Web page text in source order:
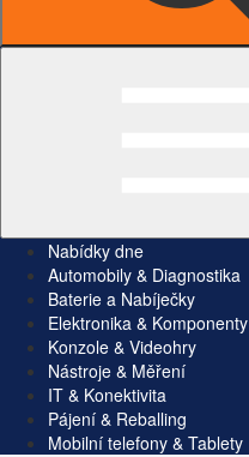
Nabídky dne
Automobily & Diagnostika
Baterie a Nabíječky
Elektronika & Komponenty
Konzole & Videohry
Nástroje & Měření
IT & Konektivita
Pájení & Reballing
Mobilní telefony & Tablety